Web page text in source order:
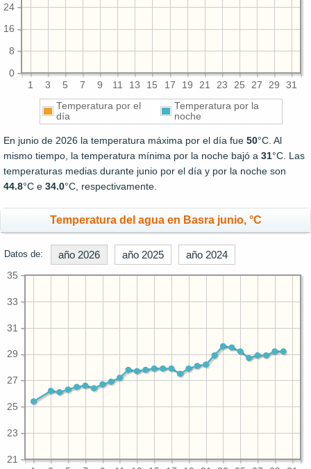
1 3 5 7 9 11 13 15 17 19 21 23 25 27 29 31
0
8
16
24
Temperatura por el
día
Temperatura por la
noche
En junio de 2026 la temperatura máxima por el día fue 50°C. Al
mismo tiempo, la temperatura mínima por la noche bajó a 31°C. Las
temperaturas medias durante junio por el día y por la noche son
44.8°C e 34.0°C, respectivamente.
Temperatura del agua en Basra junio, °C
Datos de: año 2026 año 2025 año 2024
21
23
25
27
29
31
33
35